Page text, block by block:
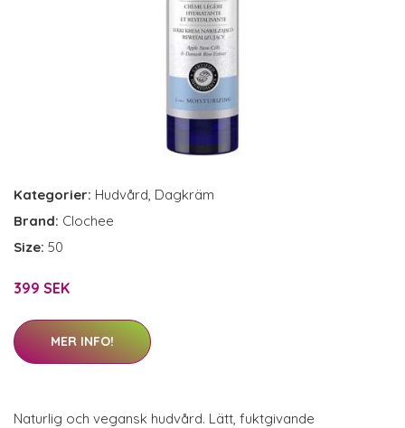
Kategorier: Hudvård, Dagkräm
Brand: Clochee
Size: 50
399 SEK
MER INFO!
Naturlig och vegansk hudvård. Lätt, fuktgivande